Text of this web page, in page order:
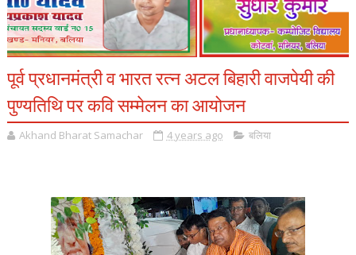
पूर्व प्रधानमंत्री व भारत रत्न अटल बिहारी वाजपेयी की
पुण्यतिथि पर कवि सम्मेलन का आयोजन
Akhand Bharat Samachar 4 years ago बलिया